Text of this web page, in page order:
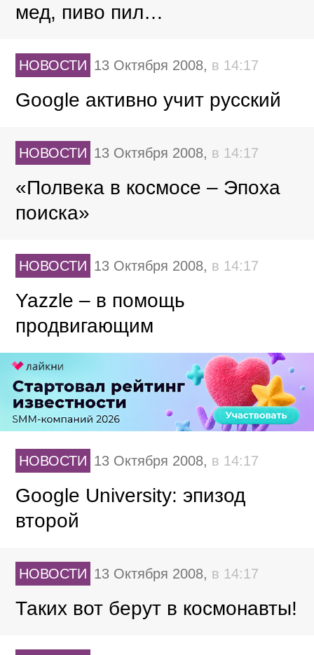
мед, пиво пил…
НОВОСТИ 13 Октября 2008, в 14:17
Google активно учит русский
НОВОСТИ 13 Октября 2008, в 14:17
«Полвека в космосе – Эпоха
поиска»
НОВОСТИ 13 Октября 2008, в 14:17
Yazzle – в помощь
продвигающим
НОВОСТИ 13 Октября 2008, в 14:17
Google University: эпизод
второй
НОВОСТИ 13 Октября 2008, в 14:17
Таких вот берут в космонавты!